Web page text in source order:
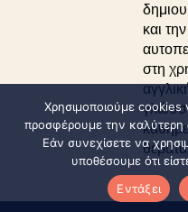
και την
στη
Χρησιμοποιούμε cookies
προσφέρουμε την καλύτερη
Εάν συνεχίσετε να
υποθέσουμε ότι
Εντάξει